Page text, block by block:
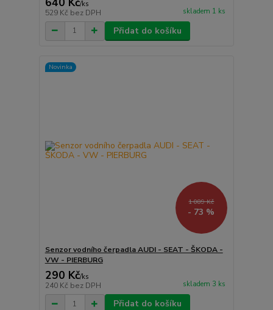
/ks
529 Kč bez DPH skladem 1 ks
Přidat do košíku
Novinka
1 089 Kč
- 73 %
Senzor vodního čerpadla AUDI - SEAT - ŠKODA -
VW - PIERBURG
290 Kč/ks
240 Kč bez DPH skladem 3 ks
Přidat do košíku